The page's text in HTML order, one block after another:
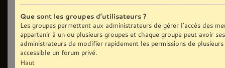
Que sont les groupes d’utilisateurs ?
Les groupes permettent aux administrateurs de gérer l’accès des
appartenir à un ou plusieurs groupes et chaque groupe peut avoir
administrateurs de modifier rapidement les permissions de
accessible un forum privé.
Haut